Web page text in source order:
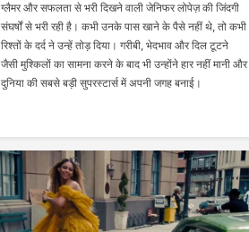
ग्लैमर और सफलता से भरी दिखने वाली जेनिफर लोपेज़ की जिंदगी
संघर्षों से भरी रही है। कभी उनके पास खाने के पैसे नहीं थे, तो कभी
रिश्तों के दर्द ने उन्हें तोड़ दिया। गरीबी, भेदभाव और दिल टूटने
जैसी मुश्किलों का सामना करने के बाद भी उन्होंने हार नहीं मानी और
दुनिया की सबसे बड़ी सुपरस्टार्स में अपनी जगह बनाई।